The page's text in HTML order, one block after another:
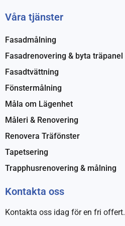
Våra tjänster
Fasadmålning
Fasadrenovering & byta träpanel
Fasadtvättning
Fönstermålning
Måla om Lägenhet
Måleri & Renovering
Renovera Träfönster
Tapetsering
Trapphusrenovering & målning
Kontakta oss
Kontakta oss idag för en fri offert.